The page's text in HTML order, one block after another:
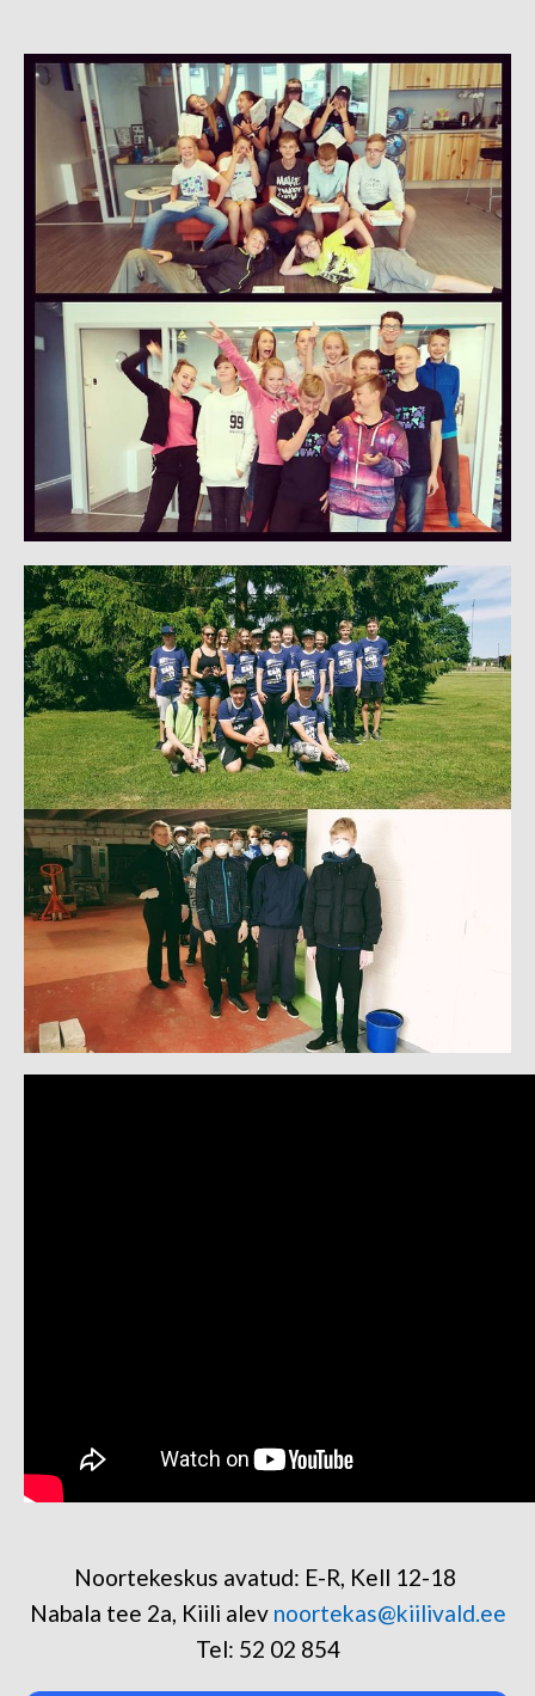
Noortekeskus avatud: E-R, Kell 12-18
Nabala tee 2a, Kiili alev noortekas@kiilivald.ee
Tel: 52 02 854